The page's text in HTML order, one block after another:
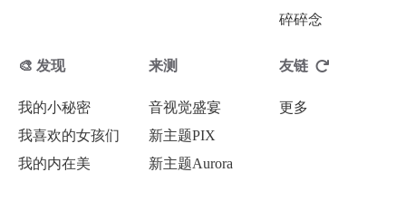
碎碎念
🎨 发现
我的小秘密
我喜欢的女孩们
我的内在美
来测
音视觉盛宴
新主题PIX
新主题Aurora
友链
更多